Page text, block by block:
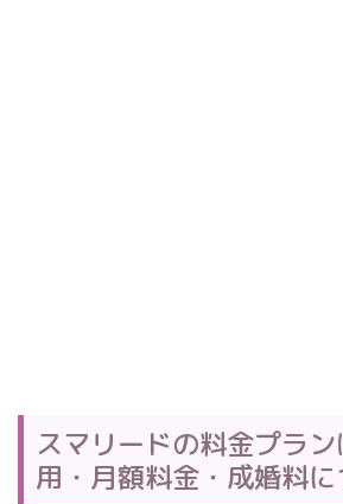
スマリードの料金プラ
用・月額料金・成婚料に